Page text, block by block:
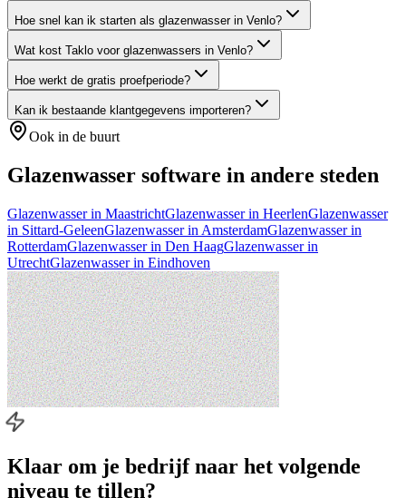
Hoe snel kan ik starten als glazenwasser in Venlo?
Wat kost Taklo voor glazenwassers in Venlo?
Hoe werkt de gratis proefperiode?
Kan ik bestaande klantgegevens importeren?
Ook in de buurt
Glazenwasser software in andere steden
Glazenwasserin MaastrichtGlazenwasserin HeerlenGlazenwasser
in Sittard-GeleenGlazenwasserin AmsterdamGlazenwasserin
RotterdamGlazenwasserin Den HaagGlazenwasserin
UtrechtGlazenwasserin Eindhoven
Klaar om je bedrijf naar het volgende
niveau te tillen?